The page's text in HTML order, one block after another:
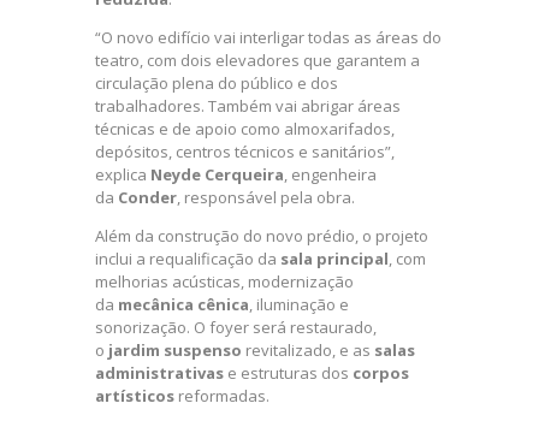
“O novo edifício vai interligar todas as áreas do
teatro, com dois elevadores que garantem a
circulação plena do público e dos
trabalhadores. Também vai abrigar áreas
técnicas e de apoio como almoxarifados,
depósitos, centros técnicos e sanitários”,
explica Neyde Cerqueira, engenheira
da Conder, responsável pela obra.
Além da construção do novo prédio, o projeto
inclui a requalificação da sala principal, com
melhorias acústicas, modernização
da mecânica cênica, iluminação e
sonorização. O foyer será restaurado,
o jardim suspenso revitalizado, e as salas
administrativas e estruturas dos corpos
artísticos reformadas.